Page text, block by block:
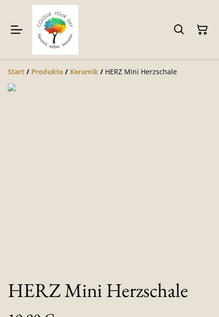
Start / Produkte / Keramik / HERZ Mini Herzschale
HERZ Mini Herzschale